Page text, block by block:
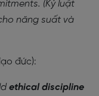
(Kỷ luật
năng suất và
đức):
ethical discipline